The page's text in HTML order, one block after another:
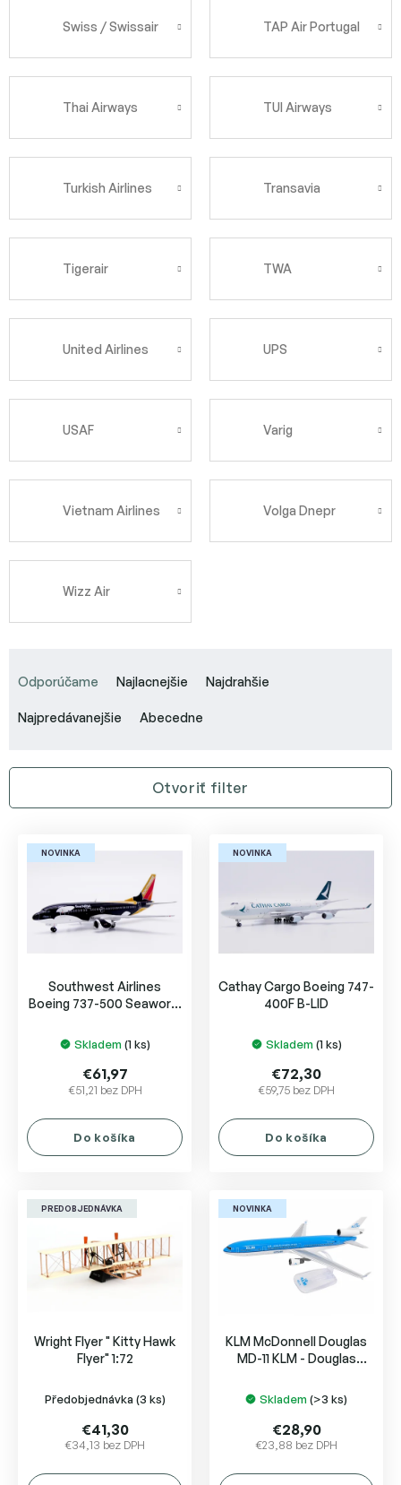
Swiss / Swissair TAP Air Portugal
Thai Airways TUI Airways
Turkish Airlines Transavia
Tigerair TWA
United Airlines UPS
USAF Varig
Vietnam Airlines Volga Dnepr
Wizz Air
e
e
r
Odporúčame Najlacnejšie Najdrahšie
Najpredávanejšie Abecedne
Otvoriť filter
NOVINKA
Southwest Airlines
Boeing 737-500 Seaworld
Skladem (1 ks)
€51,21 bez DPH
€61,97
Do košíka
NOVINKA
Cathay Cargo Boeing 747-
400F B-LID
Skladem (1 ks)
€59,75 bez DPH
€72,30
Do košíka
PREDOBJEDNÁVKA
Wright Flyer " Kitty Hawk
Flyer" 1:72
Předobjednávka (3 ks)
€34,13 bez DPH
€41,30
NOVINKA
KLM McDonnell Douglas
MD-11 KLM - Douglas
Skladem (>3 ks)
€23,88 bez DPH
€28,90